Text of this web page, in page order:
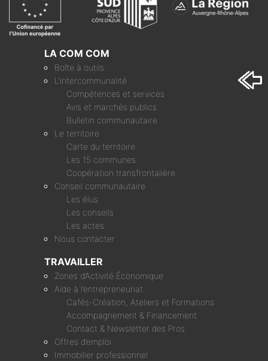
LA COM COM
Boîte à outils
L’intercommunalité
Compétences et services
Avis et marchés publics
Bulletin communautaire
Le territoire
Carte du territoire
Les 15 communes
Coopération transfrontalière
Conseil communautaire
Les élus
Les conseils
Les actes
Nous contacter
TRAVAILLER
Zones d’Activité Économique
Aide à l’entrepreneuriat
Cafés-Création, Ateliers et Formations
Accompagnement & Financement
Contact & Newsletter des Pros
Offres d’emploi
Immobilier professionnel